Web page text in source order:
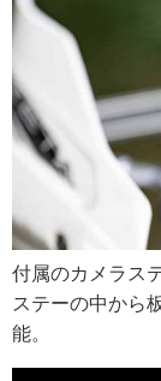
付属のカメラス
ステーの中から
能。